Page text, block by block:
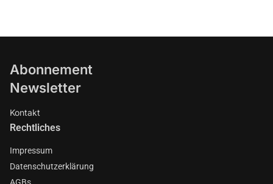
Abonnement
Newsletter
Kontakt
Rechtliches
Impressum
Datenschutzerklärung